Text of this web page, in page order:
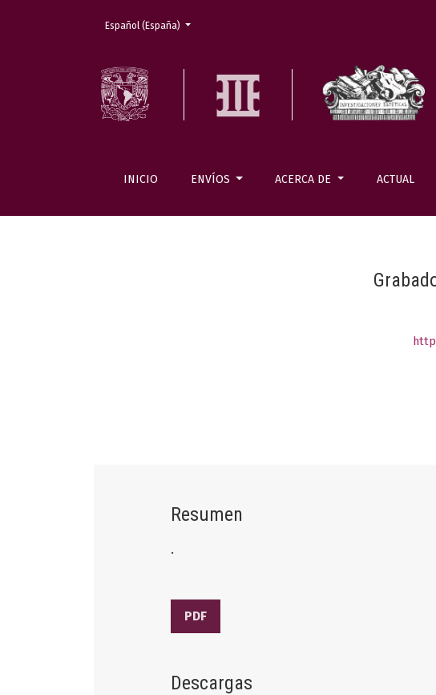
INICIO ENVÍOS ACERCA DE ACTUAL
Cambiar el idioma. El actual es:
Español (España)
Resumen
.
PDF
Descargas